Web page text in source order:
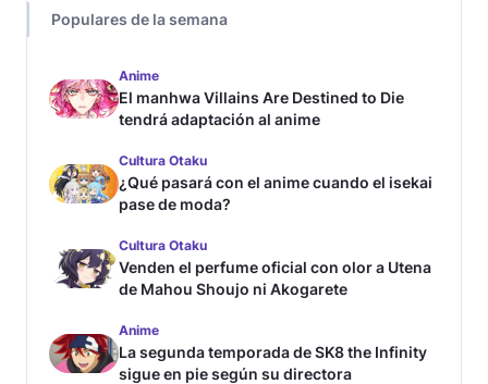
Populares de la semana
Anime
El manhwa Villains Are Destined to Die
tendrá adaptación al anime
Cultura Otaku
¿Qué pasará con el anime cuando el isekai
pase de moda?
Cultura Otaku
Venden el perfume oficial con olor a Utena
de Mahou Shoujo ni Akogarete
Anime
La segunda temporada de SK8 the Infinity
sigue en pie según su directora